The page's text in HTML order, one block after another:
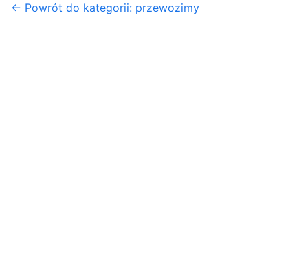
← Powrót do kategorii: przewozimy